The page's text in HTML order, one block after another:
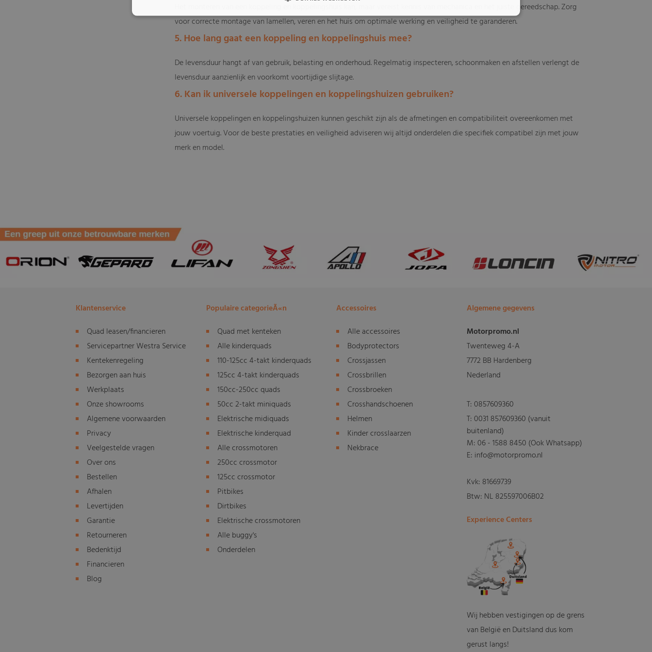
Het monteren van een koppeling en koppelingshuis kan, maar vereist kennis van mechanica en het juiste gereedschap. Zorg
voor correcte montage van lamellen, veren en het huis om optimale werking en veiligheid te garanderen.
5. Hoe lang gaat een koppeling en koppelingshuis mee?
De levensduur hangt af van gebruik, belasting en onderhoud. Regelmatig inspecteren, schoonmaken en afstellen verlengt de
levensduur aanzienlijk en voorkomt voortijdige slijtage.
6. Kan ik universele koppelingen en koppelingshuizen gebruiken?
Universele koppelingen en koppelingshuizen kunnen geschikt zijn als de afmetingen en compatibiliteit overeenkomen met
jouw voertuig. Voor de beste prestaties en veiligheid adviseren wij altijd onderdelen die specifiek compatibel zijn met jouw
merk en model.
Klantenservice
Quad leasen/financieren
Servicepartner Westra Service
Kentekenregeling
Bezorgen aan huis
Werkplaats
Onze showrooms
Algemene voorwaarden
Privacy
Veelgestelde vragen
Over ons
Bestellen
Afhalen
Levertijden
Garantie
Retourneren
Bedenktijd
Financieren
Blog
Populaire categorieÃ«n
Quad met kenteken
Alle kinderquads
110-125cc 4-takt kinderquads
125cc 4-takt kinderquads
150cc-250cc quads
50cc 2-takt miniquads
Elektrische midiquads
Elektrische kinderquad
Alle crossmotoren
250cc crossmotor
125cc crossmotor
Pitbikes
Dirtbikes
Elektrische crossmotoren
Alle buggy's
Onderdelen
Accessoires
Alle accessoires
Bodyprotectors
Crossjassen
Crossbrillen
Crossbroeken
Crosshandschoenen
Helmen
Kinder crosslaarzen
Nekbrace
Algemene gegevens
Motorpromo.nl
Twenteweg 4-A
7772 BB Hardenberg
Nederland
T:0857609360
T:0031 857609360 (vanuit
buitenland)
M:06 - 1588 8450 (Ook Whatsapp)
E: info@motorpromo.nl
Kvk: 81669739
Btw: NL 825597006B02
Experience Centers
Wij hebben vestigingen op de grens
van België en Duitsland dus kom
gerust langs!